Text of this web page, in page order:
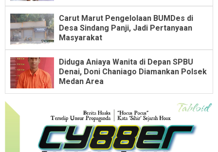
Carut Marut Pengelolaan BUMDes di
Desa Sindang Panji, Jadi Pertanyaan
Masyarakat
Diduga Aniaya Wanita di Depan SPBU
Denai, Doni Chaniago Diamankan Polsek
Medan Area